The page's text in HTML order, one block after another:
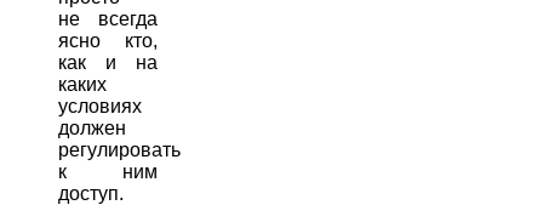
не всегда
ясно кто,
как и на
каких
условиях
должен
регулировать
к ним
доступ.